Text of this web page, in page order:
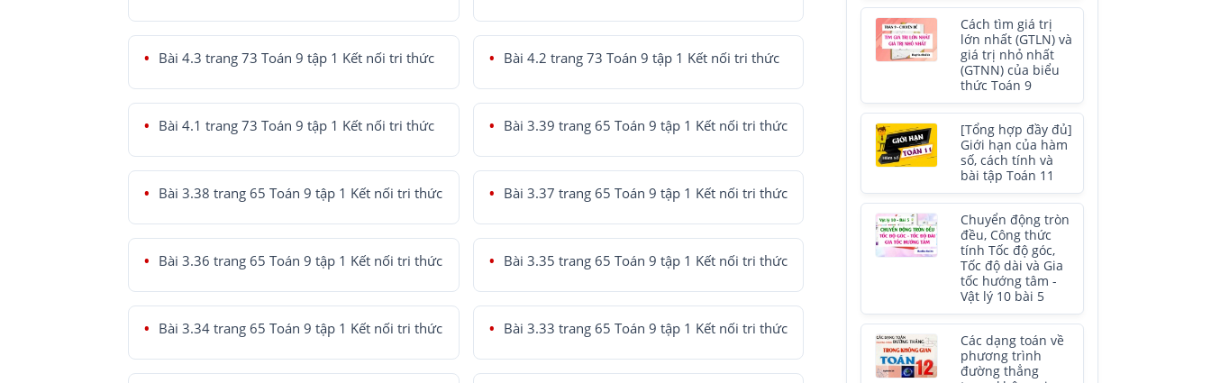
Bài 4.3 trang 73 Toán 9 tập 1 Kết nối tri thức Bài 4.2 trang 73 Toán 9 tập 1 Kết nối tri thức
Bài 4.1 trang 73 Toán 9 tập 1 Kết nối tri thức Bài 3.39 trang 65 Toán 9 tập 1 Kết nối tri thức
Bài 3.38 trang 65 Toán 9 tập 1 Kết nối tri thức Bài 3.37 trang 65 Toán 9 tập 1 Kết nối tri thức
Bài 3.36 trang 65 Toán 9 tập 1 Kết nối tri thức Bài 3.35 trang 65 Toán 9 tập 1 Kết nối tri thức
Bài 3.34 trang 65 Toán 9 tập 1 Kết nối tri thức Bài 3.33 trang 65 Toán 9 tập 1 Kết nối tri thức
Cách tìm giá trị
lớn nhất (GTLN) và
giá trị nhỏ nhất
(GTNN) của biểu
thức Toán 9
[Tổng hợp đầy đủ]
Giới hạn của hàm
số, cách tính và
bài tập Toán 11
Chuyển động tròn
đều, Công thức
tính Tốc độ góc,
Tốc độ dài và Gia
tốc hướng tâm -
Vật lý 10 bài 5
Các dạng toán về
phương trình
đường thẳng